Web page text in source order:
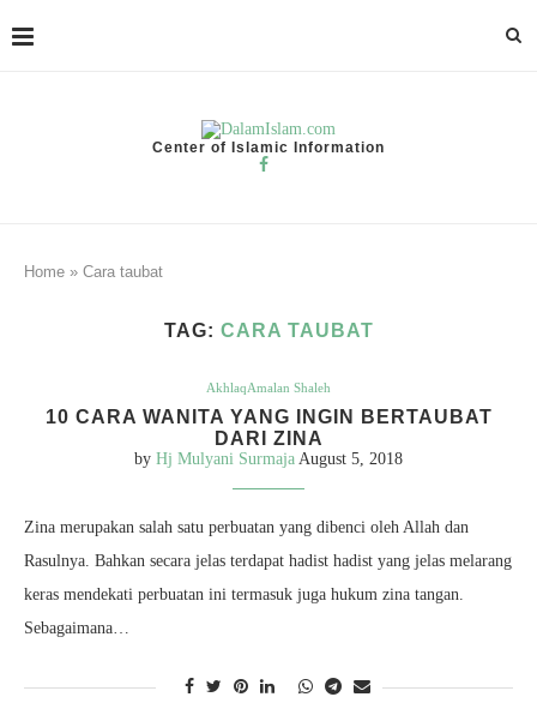
Center of Islamic Information
Home » Cara taubat
TAG: CARA TAUBAT
AkhlaqAmalan Shaleh
10 CARA WANITA YANG INGIN BERTAUBAT
DARI ZINA
by Hj Mulyani Surmaja August 5, 2018
Zina merupakan salah satu perbuatan yang dibenci oleh Allah dan
Rasulnya. Bahkan secara jelas terdapat hadist hadist yang jelas melarang
keras mendekati perbuatan ini termasuk juga hukum zina tangan.
Sebagaimana…